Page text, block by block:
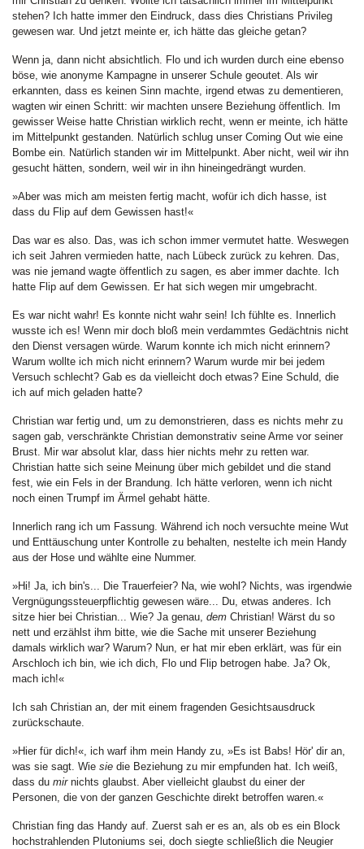
stehen? Ich hatte immer den Eindruck, dass dies Christians Privileg
gewesen war. Und jetzt meinte er, ich hätte das gleiche getan?
Wenn ja, dann nicht absichtlich. Flo und ich wurden durch eine ebenso
böse, wie anonyme Kampagne in unserer Schule geoutet. Als wir
erkannten, dass es keinen Sinn machte, irgend etwas zu dementieren,
wagten wir einen Schritt: wir machten unsere Beziehung öffentlich. Im
gewisser Weise hatte Christian wirklich recht, wenn er meinte, ich hätte
im Mittelpunkt gestanden. Natürlich schlug unser Coming Out wie eine
Bombe ein. Natürlich standen wir im Mittelpunkt. Aber nicht, weil wir ihn
gesucht hätten, sondern, weil wir in ihn hineingedrängt wurden.
»Aber was mich am meisten fertig macht, wofür ich dich hasse, ist
dass du Flip auf dem Gewissen hast!«
Das war es also. Das, was ich schon immer vermutet hatte. Weswegen
ich seit Jahren vermieden hatte, nach Lübeck zurück zu kehren. Das,
was nie jemand wagte öffentlich zu sagen, es aber immer dachte. Ich
hatte Flip auf dem Gewissen. Er hat sich wegen mir umgebracht.
Es war nicht wahr! Es konnte nicht wahr sein! Ich fühlte es. Innerlich
wusste ich es! Wenn mir doch bloß mein verdammtes Gedächtnis nicht
den Dienst versagen würde. Warum konnte ich mich nicht erinnern?
Warum wollte ich mich nicht erinnern? Warum wurde mir bei jedem
Versuch schlecht? Gab es da vielleicht doch etwas? Eine Schuld, die
ich auf mich geladen hatte?
Christian war fertig und, um zu demonstrieren, dass es nichts mehr zu
sagen gab, verschränkte Christian demonstrativ seine Arme vor seiner
Brust. Mir war absolut klar, dass hier nichts mehr zu retten war.
Christian hatte sich seine Meinung über mich gebildet und die stand
fest, wie ein Fels in der Brandung. Ich hätte verloren, wenn ich nicht
noch einen Trumpf im Ärmel gehabt hätte.
Innerlich rang ich um Fassung. Während ich noch versuchte meine Wut
und Enttäuschung unter Kontrolle zu behalten, nestelte ich mein Handy
aus der Hose und wählte eine Nummer.
»Hi! Ja, ich bin's... Die Trauerfeier? Na, wie wohl? Nichts, was irgendwie
Vergnügungssteuerpflichtig gewesen wäre... Du, etwas anderes. Ich
sitze hier bei Christian... Wie? Ja genau, dem Christian! Wärst du so
nett und erzählst ihm bitte, wie die Sache mit unserer Beziehung
damals wirklich war? Warum? Nun, er hat mir eben erklärt, was für ein
Arschloch ich bin, wie ich dich, Flo und Flip betrogen habe. Ja? Ok,
mach ich!«
Ich sah Christian an, der mit einem fragenden Gesichtsausdruck
zurückschaute.
»Hier für dich!«, ich warf ihm mein Handy zu, »Es ist Babs! Hör' dir an,
was sie sagt. Wie sie die Beziehung zu mir empfunden hat. Ich weiß,
dass du mir nichts glaubst. Aber vielleicht glaubst du einer der
Personen, die von der ganzen Geschichte direkt betroffen waren.«
Christian fing das Handy auf. Zuerst sah er es an, als ob es ein Block
hochstrahlenden Plutoniums sei, doch siegte schließlich die Neugier